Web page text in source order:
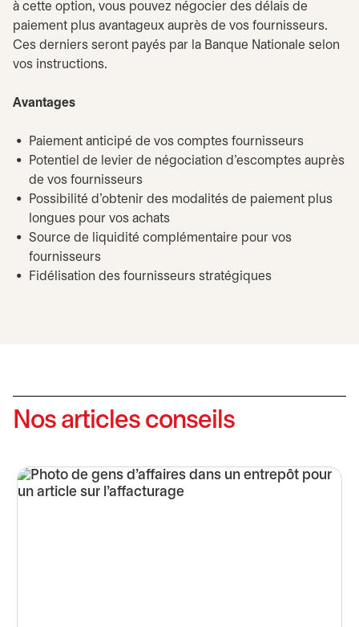
à cette option, vous pouvez négocier des délais de
paiement plus avantageux auprès de vos fournisseurs.
Ces derniers seront payés par la Banque Nationale selon
vos instructions.
Avantages
Paiement anticipé de vos comptes fournisseurs
Potentiel de levier de négociation d’escomptes auprès
de vos fournisseurs
Possibilité d’obtenir des modalités de paiement plus
longues pour vos achats
Source de liquidité complémentaire pour vos
fournisseurs
Fidélisation des fournisseurs stratégiques
Nos articles conseils